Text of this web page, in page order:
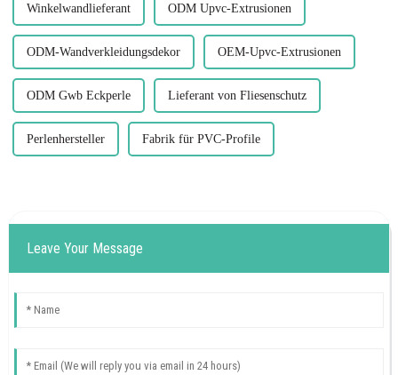
Winkelwandlieferant ODM Upvc-Extrusionen
ODM-Wandverkleidungsdekor OEM-Upvc-Extrusionen
ODM Gwb Eckperle Lieferant von Fliesenschutz
Perlenhersteller Fabrik für PVC-Profile
Leave Your Message